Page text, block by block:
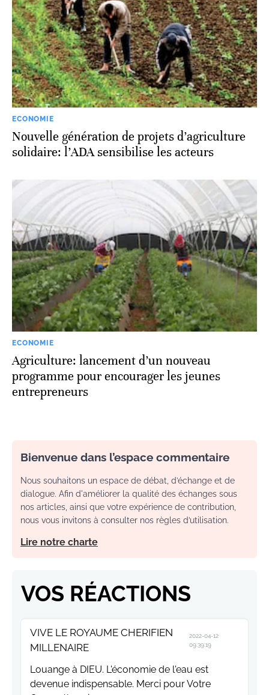
ECONOMIE
Nouvelle génération de projets d’agriculture
solidaire: l’ADA sensibilise les acteurs
ECONOMIE
Agriculture: lancement d’un nouveau
programme pour encourager les jeunes
entrepreneurs
Bienvenue dans l’espace commentaire
Nous souhaitons un espace de débat, d’échange et de
dialogue. Afin d'améliorer la qualité des échanges sous
nos articles, ainsi que votre expérience de contribution,
nous vous invitons à consulter nos règles d’utilisation.
Lire notre charte
VOS RÉACTIONS
VIVE LE ROYAUME CHERIFIEN
MILLENAIRE
2022-04-12
09:39:19
Louange à DIEU. L'économie de l'eau est
devenue indispensable. Merci pour Votre